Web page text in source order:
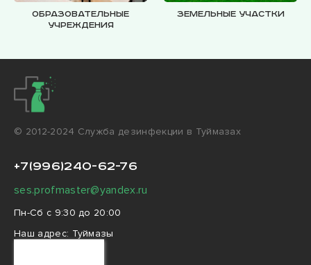
Образовательные
учреждения
Земельные участки
© 2012-2024 Cлужба дезинфекции в Туймазах
+7(996)240-62-76
ses.profmaster@yandex.ru
Пн-Сб с 9:30 до 20:00
Наш адрес: Туймазы